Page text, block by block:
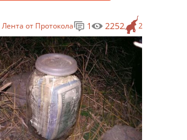
Лента от Протокола 2
1 2252